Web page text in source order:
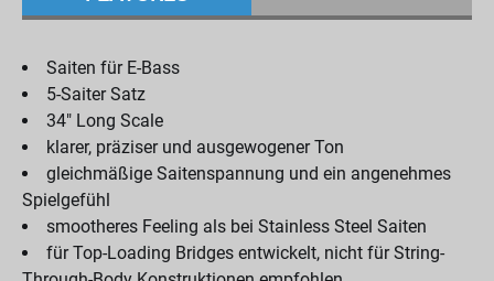
Saiten für E-Bass
5-Saiter Satz
34" Long Scale
klarer, präziser und ausgewogener Ton
gleichmäßige Saitenspannung und ein angenehmes
Spielgefühl
smootheres Feeling als bei Stainless Steel Saiten
für Top-Loading Bridges entwickelt, nicht für String-